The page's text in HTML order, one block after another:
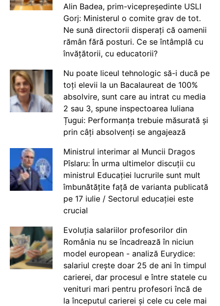
Alin Badea, prim-vicepreședinte USLI
Gorj: Ministerul o comite grav de tot.
Ne sună directorii disperați că oamenii
rămân fără posturi. Ce se întâmplă cu
învățătorii, cu educatorii?
Nu poate liceul tehnologic să-i ducă pe
toți elevii la un Bacalaureat de 100%
absolvire, sunt care au intrat cu media
2 sau 3, spune inspectoarea Iuliana
Țugui: Performanța trebuie măsurată și
prin câți absolvenți se angajează
Ministrul interimar al Muncii Dragos
Pîslaru: În urma ultimelor discuții cu
ministrul Educației lucrurile sunt mult
îmbunătățite față de varianta publicată
pe 17 iulie / Sectorul educației este
crucial
Evoluția salariilor profesorilor din
România nu se încadrează în niciun
model european - analiză Eurydice:
salariul crește doar 25 de ani în timpul
carierei, dar procesul e între statele cu
venituri mari pentru profesori încă de
la începutul carierei și cele cu cele mai